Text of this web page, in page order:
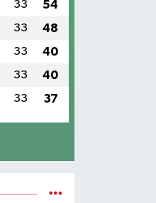
33 54
33 48
33 40
33 40
33 37